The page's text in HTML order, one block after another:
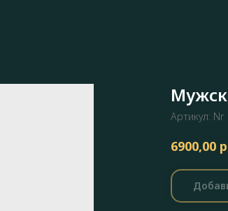
Артикул: Nr
6900,00